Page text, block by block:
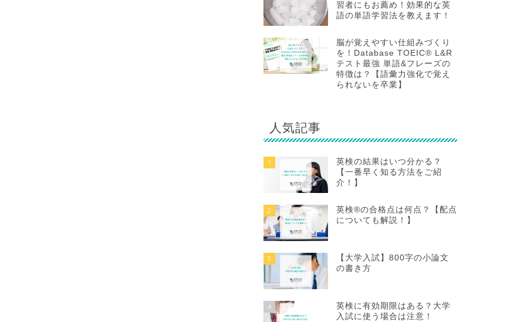
習者にもお薦め！効果的な英
語の単語学習法を教えます！
脳が覚えやすい仕組みづくり
を！Database TOEIC® L&R
テスト最強 単語&フレーズの
特徴は？【語彙力強化で覚え
られないを卒業】
人気記事
1
英検の結果はいつ分かる？
【一番早く知る方法をご紹
介！】
2
英検®の合格点は何点？【配点
についても解説！】
3
【大学入試】800字の小論文
の書き方
4
英検に有効期限はある？大学
入試に使う場合は注意！